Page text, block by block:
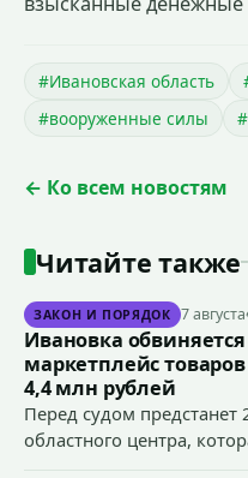
#Ивановская область
#вооруженные силы
← Ко всем новостям
Читайте также
ЗАКОН И ПОРЯДОК 7 августа
Ивановка
маркетплейс
4,4 млн рублей
Перед судом предстанет
областного центра,